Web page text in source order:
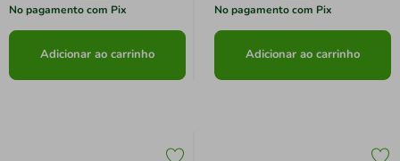
No pagamento com Pix
Adicionar ao carrinho
No pagamento com Pix
Adicionar ao carrinho